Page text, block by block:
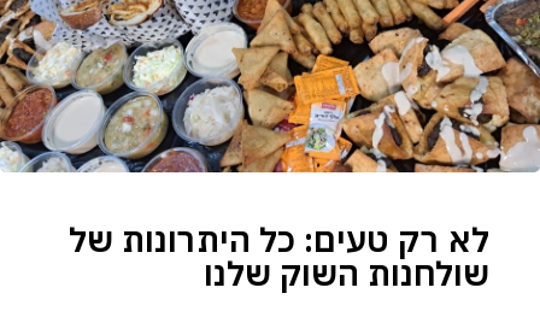
לא רק טעים: כל היתרונות של
שולחנות השוק שלנו